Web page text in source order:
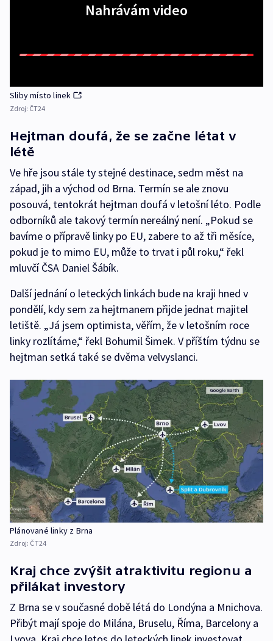
Nahrávám video
Sliby místo linek
Zdroj: ČT24
Hejtman doufá, že se začne létat v
létě
Ve hře jsou stále ty stejné destinace, sedm měst na
západ, jih a východ od Brna. Termín se ale znovu
posouvá, tentokrát hejtman doufá v letošní léto. Podle
odborníků ale takový termín nereálný není. „Pokud se
bavíme o přípravě linky po EU, zabere to až tři měsíce,
pokud je to mimo EU, může to trvat i půl roku,“ řekl
mluvčí ČSA Daniel Šábík.
Další jednání o leteckých linkách bude na kraji hned v
pondělí, kdy sem za hejtmanem přijde jednat majitel
letiště. „Já jsem optimista, věřím, že v letošním roce
linky rozlítáme,“ řekl Bohumil Šimek. V příštím týdnu se
hejtman setká také se dvěma velvyslanci.
Plánované linky z Brna
Zdroj: ČT24
Kraj chce zvýšit atraktivitu regionu a
přilákat investory
Z Brna se v současné době létá do Londýna a Mnichova.
Přibýt mají spoje do Milána, Bruselu, Říma, Barcelony a